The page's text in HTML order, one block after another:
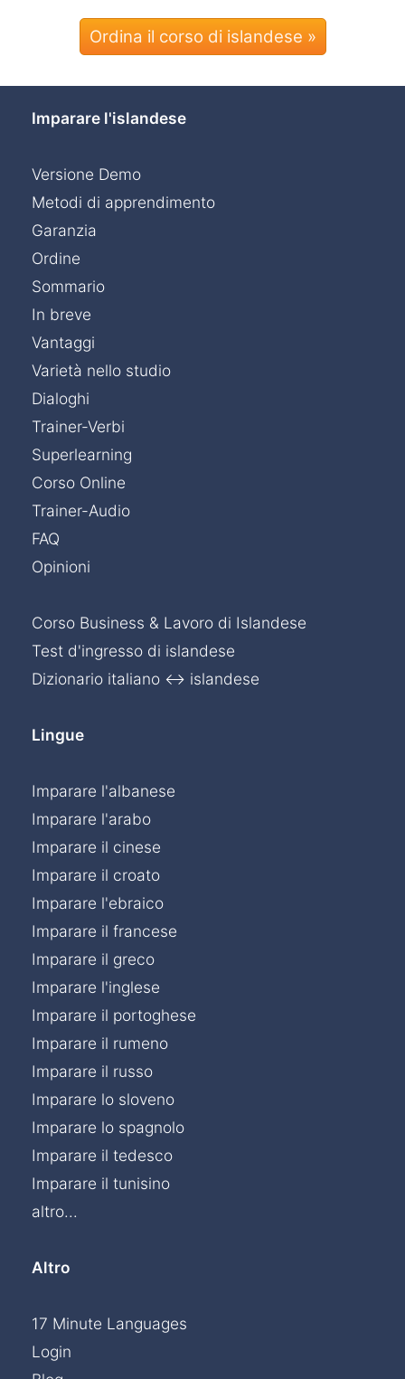
Ordina il corso di islandese »
Imparare l'islandese
Versione Demo
Metodi di apprendimento
Garanzia
Ordine
Sommario
In breve
Vantaggi
Varietà nello studio
Dialoghi
Trainer-Verbi
Superlearning
Corso Online
Trainer-Audio
FAQ
Opinioni
Corso Business & Lavoro di Islandese
Test d'ingresso di islandese
Dizionario italiano ↔ islandese
Lingue
Imparare l'albanese
Imparare l'arabo
Imparare il cinese
Imparare il croato
Imparare l'ebraico
Imparare il francese
Imparare il greco
Imparare l'inglese
Imparare il portoghese
Imparare il rumeno
Imparare il russo
Imparare lo sloveno
Imparare lo spagnolo
Imparare il tedesco
Imparare il tunisino
altro...
Altro
17 Minute Languages
Login